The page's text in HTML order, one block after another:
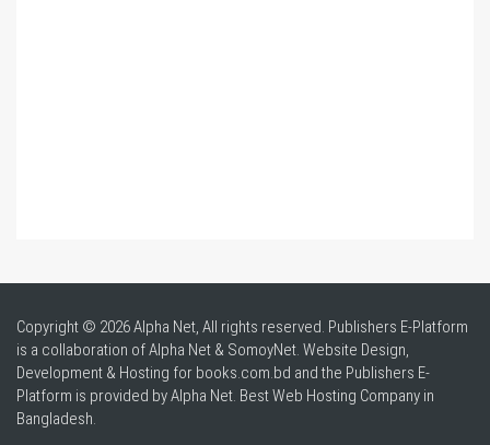
Copyright © 2026 Alpha Net, All rights reserved. Publishers E-Platform
is a collaboration of Alpha Net & SomoyNet. Website Design,
Development & Hosting for books.com.bd and the Publishers E-
Platform is provided by Alpha Net. BestWeb Hosting Company in
Bangladesh.